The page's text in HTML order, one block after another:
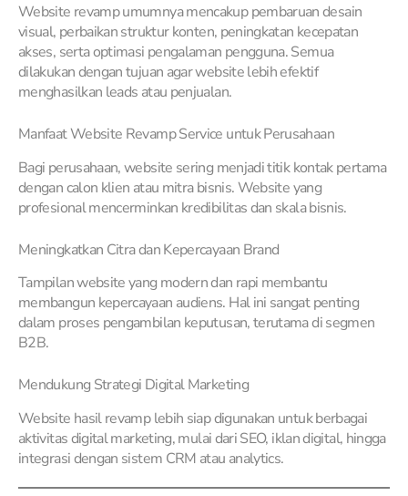
Website revamp umumnya mencakup pembaruan desain
visual, perbaikan struktur konten, peningkatan kecepatan
akses, serta optimasi pengalaman pengguna. Semua
dilakukan dengan tujuan agar website lebih efektif
menghasilkan leads atau penjualan.
Manfaat Website Revamp Service untuk Perusahaan
Bagi perusahaan, website sering menjadi titik kontak pertama
dengan calon klien atau mitra bisnis. Website yang
profesional mencerminkan kredibilitas dan skala bisnis.
Meningkatkan Citra dan Kepercayaan Brand
Tampilan website yang modern dan rapi membantu
membangun kepercayaan audiens. Hal ini sangat penting
dalam proses pengambilan keputusan, terutama di segmen
B2B.
Mendukung Strategi Digital Marketing
Website hasil revamp lebih siap digunakan untuk berbagai
aktivitas digital marketing, mulai dari SEO, iklan digital, hingga
integrasi dengan sistem CRM atau analytics.